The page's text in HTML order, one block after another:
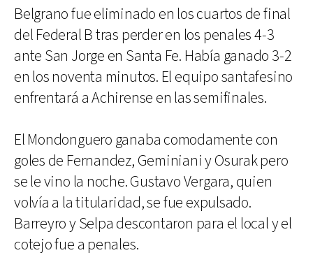
Belgrano fue eliminado en los cuartos de final
del Federal B tras perder en los penales 4-3
ante San Jorge en Santa Fe. Había ganado 3-2
en los noventa minutos. El equipo santafesino
enfrentará a Achirense en las semifinales.
El Mondonguero ganaba comodamente con
goles de Fernandez, Geminiani y Osurak pero
se le vino la noche. Gustavo Vergara, quien
volvía a la titularidad, se fue expulsado.
Barreyro y Selpa descontaron para el local y el
cotejo fue a penales.